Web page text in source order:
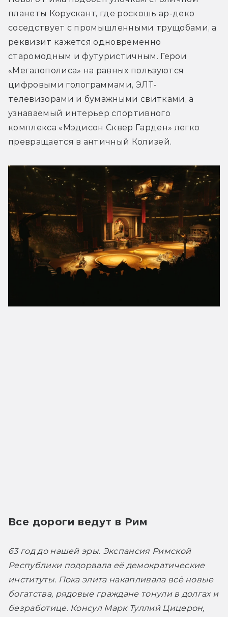
планеты Корускант, где роскошь ар-деко
соседствует с промышленными трущобами, а
реквизит кажется одновременно
старомодным и футуристичным. Герои
«Мегалополиса» на равных пользуются
цифровыми голограммами, ЭЛТ-
телевизорами и бумажными свитками, а
узнаваемый интерьер спортивного
комплекса «Мэдисон Сквер Гарден» легко
превращается в античный Колизей.
Все дороги ведут в Рим
63 год до нашей эры. Экспансия Римской
Республики подорвала её демократические
институты. Пока элита накапливала всё новые
богатства, рядовые граждане тонули в долгах и
безработице. Консул Марк Туллий Цицерон,